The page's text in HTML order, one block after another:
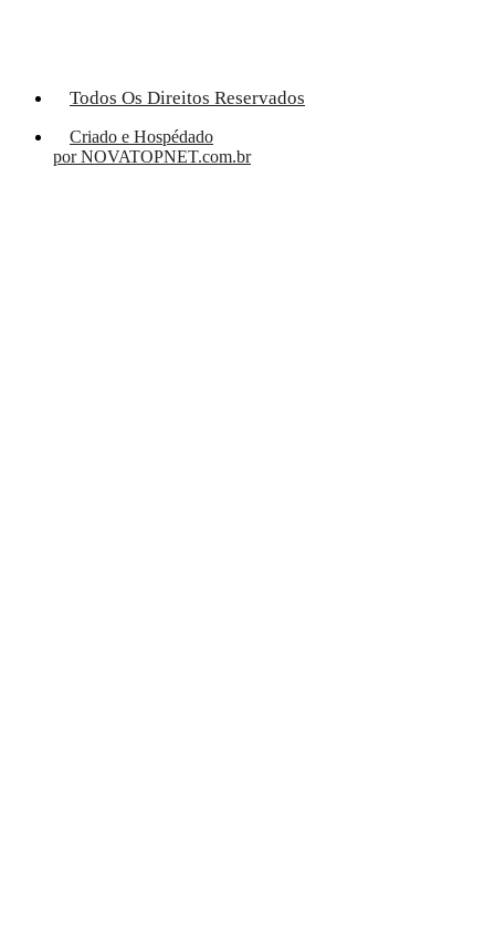
Todos Os Direitos Reservados
Criado e Hospédado
por NOVATOPNET.com.br